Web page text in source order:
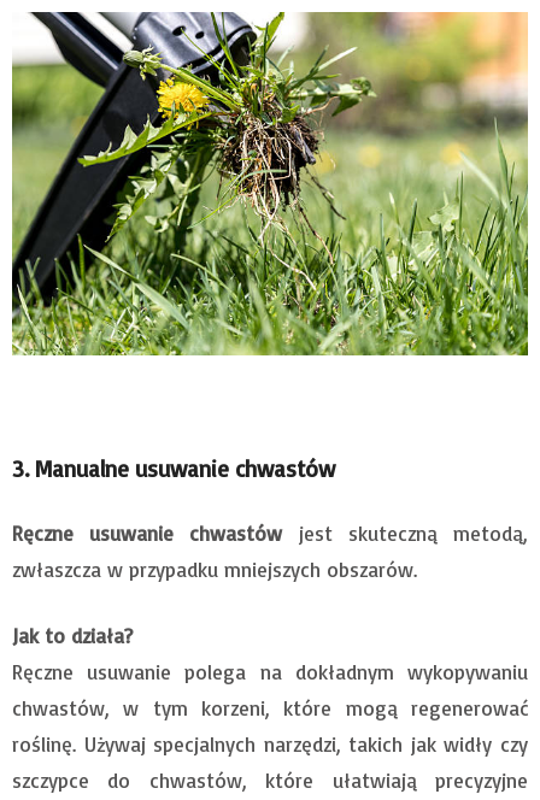
3. Manualne usuwanie chwastów
Ręczne usuwanie chwastówjest skuteczną metodą,
zwłaszcza w przypadku mniejszych obszarów.
Jak to działa?
Ręczne usuwanie polega na dokładnym wykopywaniu
chwastów, w tym korzeni, które mogą regenerować
roślinę. Używaj specjalnych narzędzi, takich jak widły czy
szczypce do chwastów, które ułatwiają precyzyjne